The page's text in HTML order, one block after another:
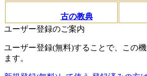
古の教典
ユーザー登録のご案内
ユーザー登録(無料)することで、この
ます。